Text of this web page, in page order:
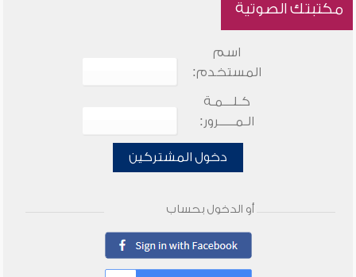
مكتبتك الصوتية
اسم
المستخدم:
كـلـــمـة
الـمـــــرور:
دخول المشتركين
أو الدخول بحساب